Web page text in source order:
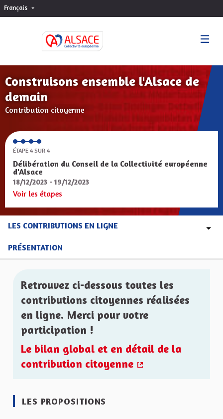
Français Choisir la langue
Construisons ensemble l'Alsace de
demain
Contribution citoyenne
ÉTAPE 4 SUR 4
Délibération du Conseil de la Collectivité européenne
d'Alsace
18/12/2023 - 19/12/2023
Voir les étapes
LES CONTRIBUTIONS EN LIGNE
PRÉSENTATION
Retrouvez ci-dessous toutes les
contributions citoyennes réalisées
en ligne. Merci pour votre
participation !
Le bilan global et en détail de la
contribution citoyenne
LES PROPOSITIONS